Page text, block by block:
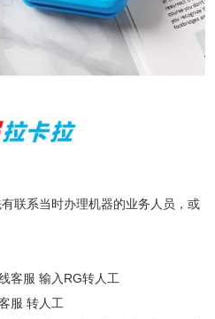
联系当时办理机器的业务人员，或
客服 输入RG转人工
服 转人工